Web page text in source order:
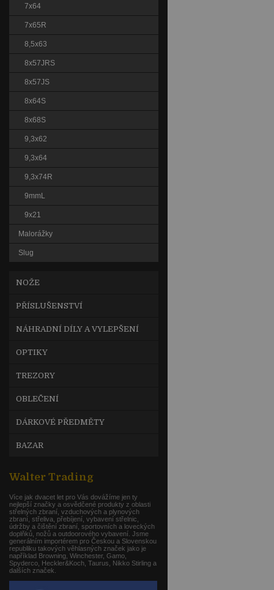
7x64
7x65R
8,5x63
8x57JRS
8x57JS
8x64S
8x68S
9,3x62
9,3x64
9,3x74R
9mmL
9x21
Malorážky
Slug
NOŽE
PŘÍSLUŠENSTVÍ
NÁHRADNÍ DÍLY A VYLEPŠENÍ
OPTIKY
TREZORY
OBLEČENÍ
DÁRKOVÉ PŘEDMĚTY
BAZAR
Walter Trading
Více jak dvacet let pro Vás dovážíme jen ty
nejlepší značky a osvědčené produkty z oblasti
střelných zbraní, vzduchových a plynových
zbraní, střeliva, přebíjení, vybavení střelnic,
údržby a čištění zbraní, sportovních a loveckých
doplňků, nožů a outdoorového vybavení. Jsme
generálním importérem pro Českou a Slovenskou
republiku takových věhlasných značek jako je
například Browning, Winchester, Gamo,
Spyderco, Heckler&Koch, Taurus, Nikko Stirling a
dalších značek.